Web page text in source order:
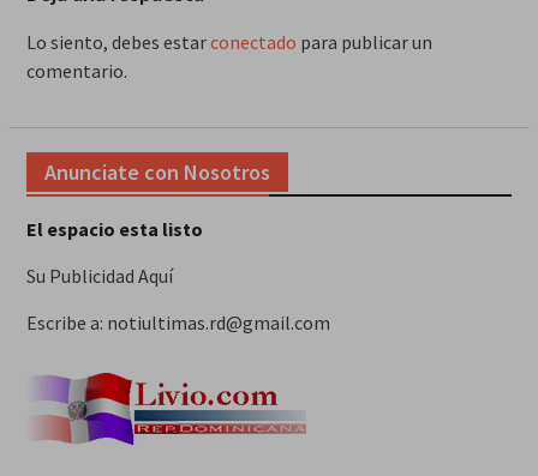
Lo siento, debes estarconectado para publicar un
comentario.
Anunciate con Nosotros
El espacio esta listo
Su Publicidad Aquí
Escribe a: notiultimas.rd@gmail.com